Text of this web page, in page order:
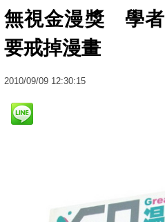
無視金漫獎 學者
要戒掉漫畫
2010/09/09 12:30:15